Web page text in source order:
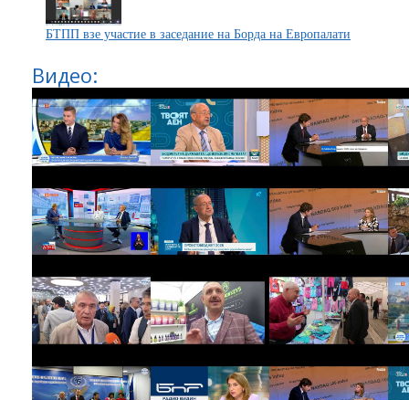
БТПП взе участие в заседание на Борда на Европалати
Видео: